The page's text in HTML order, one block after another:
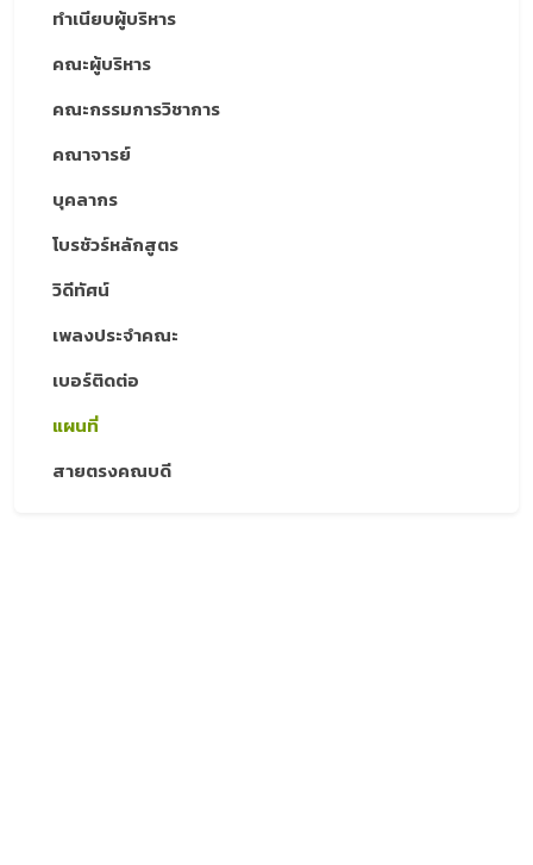
ทำเนียบผู้บริหาร
คณะผู้บริหาร
คณะกรรมการวิชาการ
คณาจารย์
บุคลากร
โบรชัวร์หลักสูตร
วิดีทัศน์
เพลงประจำคณะ
เบอร์ติดต่อ
แผนที่
สายตรงคณบดี